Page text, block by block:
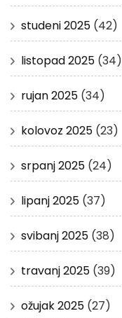
studeni 2025 (42)
listopad 2025 (34)
rujan 2025 (34)
kolovoz 2025 (23)
srpanj 2025 (24)
lipanj 2025 (37)
svibanj 2025 (38)
travanj 2025 (39)
ožujak 2025 (27)